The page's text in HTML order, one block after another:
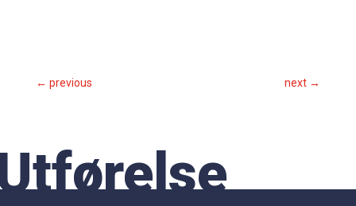
← previous next →